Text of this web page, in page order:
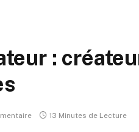
:
13 Minutes de Lecture